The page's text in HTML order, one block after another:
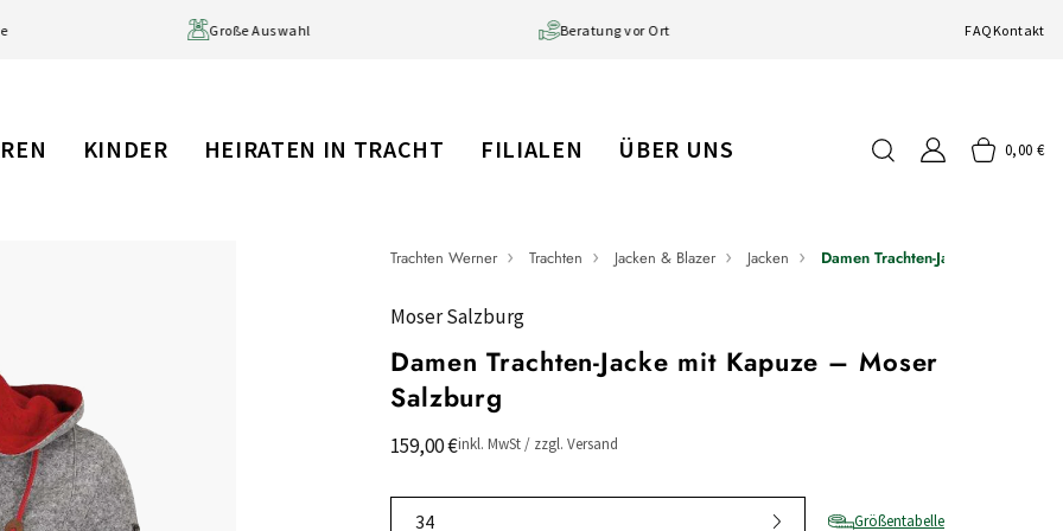
Große Auswahl Beratung vor Ort FAQ Kontakt
KINDER HEIRATEN IN TRACHT FILIALEN ÜBER UNS 0,00 €
Trachten Werner Trachten Jacken & Blazer Jacken Damen Trachten-Jacke mit Kapuze
Moser Salzburg
Damen Trachten-Jacke mit Kapuze – Moser
Salzburg
159,00 €inkl. MwSt / zzgl. Versand
Größentabelle
34